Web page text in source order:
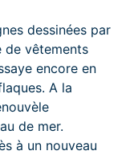
dessinées par
de vêtements
encore en
A la
de mer.
à un nouveau